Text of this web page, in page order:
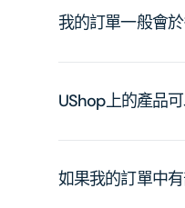
我的訂單一般會
UShop上的產品
如果我的訂單中